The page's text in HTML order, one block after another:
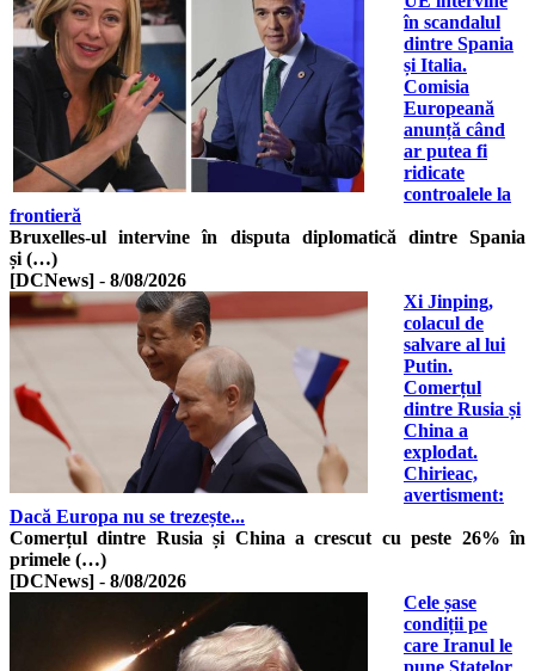
în scandalul
dintre Spania
și Italia.
Comisia
Europeană
anunță când
ar putea fi
ridicate
controalele la
frontieră
Bruxelles-ul intervine în disputa diplomatică dintre Spania
și (…)
[DCNews] - 8/08/2026
Xi Jinping,
colacul de
salvare al lui
Putin.
Comerțul
dintre Rusia și
China a
explodat.
Chirieac,
avertisment:
Dacă Europa nu se trezește...
Comerțul dintre Rusia și China a crescut cu peste 26% în
primele (…)
[DCNews] - 8/08/2026
Cele șase
condiții pe
care Iranul le
pune Statelor